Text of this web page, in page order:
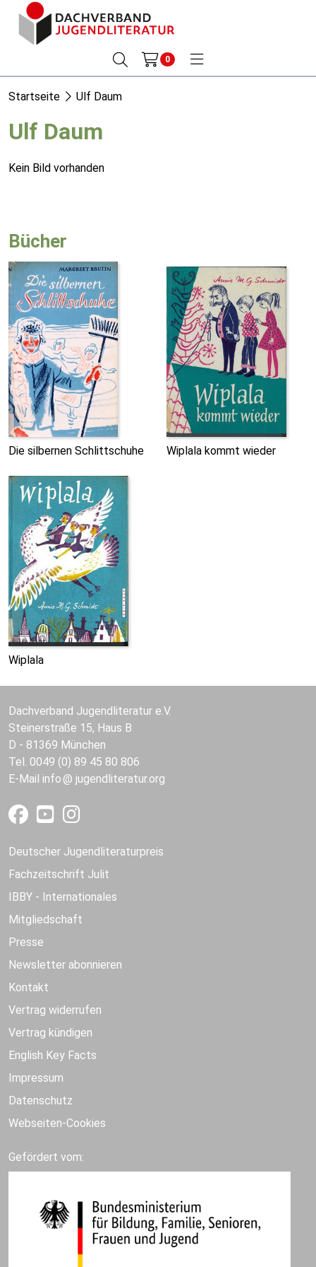
0
Startseite Ulf Daum
Ulf Daum
Kein Bild vorhanden
Bücher
Die silbernen Schlittschuhe Wiplala kommt wieder
Wiplala
Dachverband Jugendliteratur e.V.
Steinerstraße 15, Haus B
D - 81369 München
Tel. 0049 (0) 89 45 80 806
E-Mail info jugendliteratur.org
Deutscher Jugendliteraturpreis
Fachzeitschrift Julit
IBBY - Internationales
Mitgliedschaft
Presse
Newsletter abonnieren
Kontakt
Vertrag widerrufen
Vertrag kündigen
English Key Facts
Impressum
Datenschutz
Webseiten-Cookies
Gefördert vom: